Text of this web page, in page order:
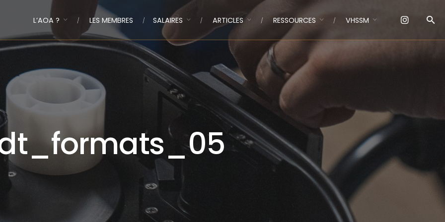
L’AOA ? LES MEMBRES SALAIRES ARTICLES RESSOURCES VHSSM